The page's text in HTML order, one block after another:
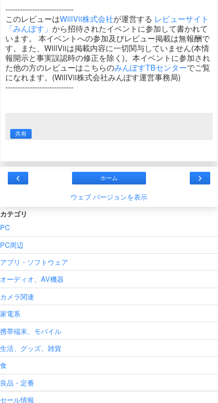
----------------------------
このレビューはWillVii株式会社が運営する レビューサイト
「みんぽす」 から招待されたイベントに参加して書かれて
います。 本イベントへの参加及びレビュー掲載は無報酬で
す。また、WillViiは掲載内容に一切関与していません(本情
報開示と事実誤認時の修正を除く)。本イベントに参加され
た他の方のレビューはこちらのみんぽすTBセンターでご覧
になれます。(WillVii株式会社みんぽす運営事務局)
----------------------------
共有
‹ ›
ホーム
ウェブ バージョンを表示
カテゴリ
PC
PC周辺
アプリ・ソフトウェア
オーディオ、AV機器
カメラ関連
家電系
携帯端末、モバイル
生活、グッズ、雑貨
食
良品・定番
セール情報